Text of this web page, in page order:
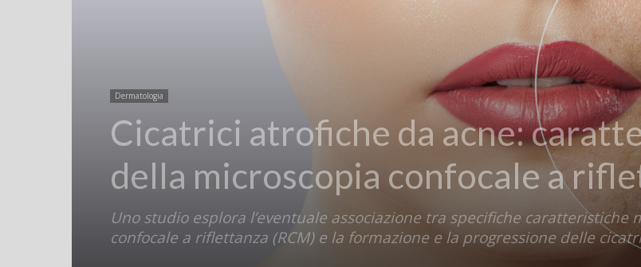
Dermatologia
Cicatrici atrofiche da acne:
della microscopia confocale a
Uno studio esplora l’eventuale associazione tra specifiche
confocale a riflettanza (RCM) e la formazione e la progressione delle